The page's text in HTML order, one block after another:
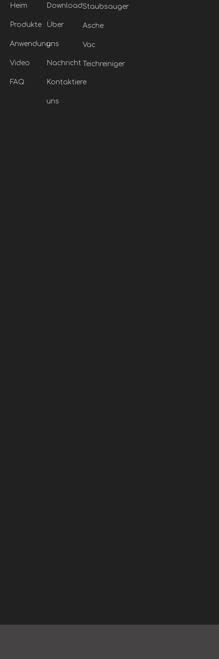
Heim
Produkte
Anwendung
Video
FAQ
Download
Über
uns
Nachricht
Kontaktiere
uns
Staubsauger
Asche
Vac
Teichreiniger